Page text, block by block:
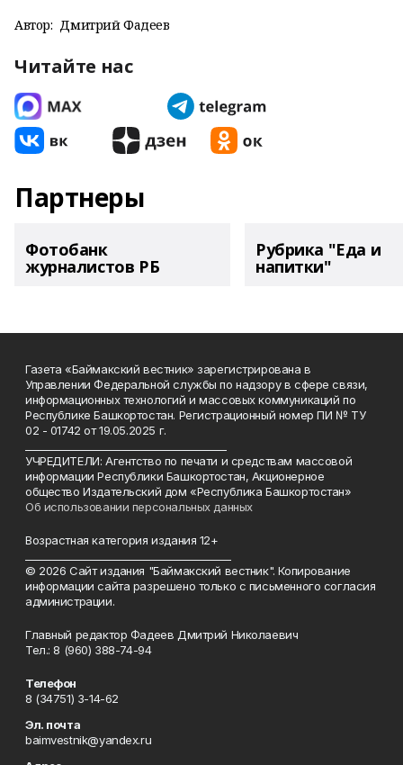
Автор: Дмитрий Фадеев
Читайте нас
Партнеры
Фотобанк
журналистов РБ
Рубрика "Еда и
напитки"
Газета «Баймакский вестник» зарегистрирована в
Управлении Федеральной службы по надзору в сфере связи,
информационных технологий и массовых коммуникаций по
Республике Башкортостан. Регистрационный номер ПИ № ТУ
02 - 01742 от 19.05.2025 г.
УЧРЕДИТЕЛИ: Агентство по печати и средствам массовой
информации Республики Башкортостан, Акционерное
общество Издательский дом «Республика Башкортостан»
Об использовании персональных данных
Возрастная категория издания 12+
© 2026 Сайт издания "Баймакский вестник". Копирование
информации сайта разрешено только с письменного согласия
администрации.
Главный редактор Фадеев Дмитрий Николаевич
Тел.: 8 (960) 388-74-94
Телефон
8 (34751) 3-14-62
Эл. почта
baimvestnik@yandex.ru